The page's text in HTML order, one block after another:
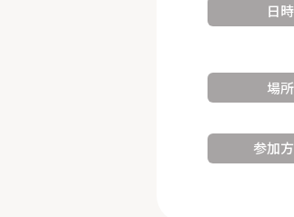
日時
場所
参加